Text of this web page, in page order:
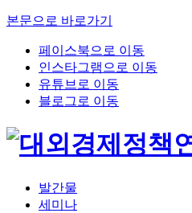
본문으로 바로가기
페이스북으로 이동
인스타그램으로 이동
유튜브로 이동
블로그로 이동
발간물
세미나